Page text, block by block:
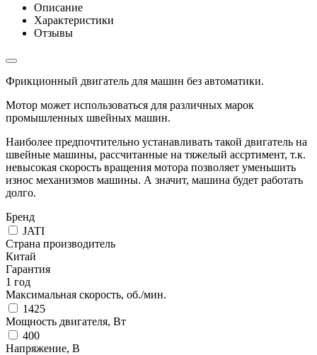
Описание
Характеристики
Отзывы
Фрикционный двигатель для машин без автоматики.
Мотор может использоваться для различных марок
промышленных швейных машин.
Наиболее предпочтительно устанавливать такой двигатель на
швейные машины, рассчитанные на тяжелый ассртимент, т.к.
невысокая скорость вращения мотора позволяет уменьшить
износ механизмов машины. А значит, машина будет работать
долго.
Бренд
JATI
Страна производитель
Китай
Гарантия
1 год
Максимальная скорость, об./мин.
1425
Мощность двигателя, Вт
400
Напряжение, В